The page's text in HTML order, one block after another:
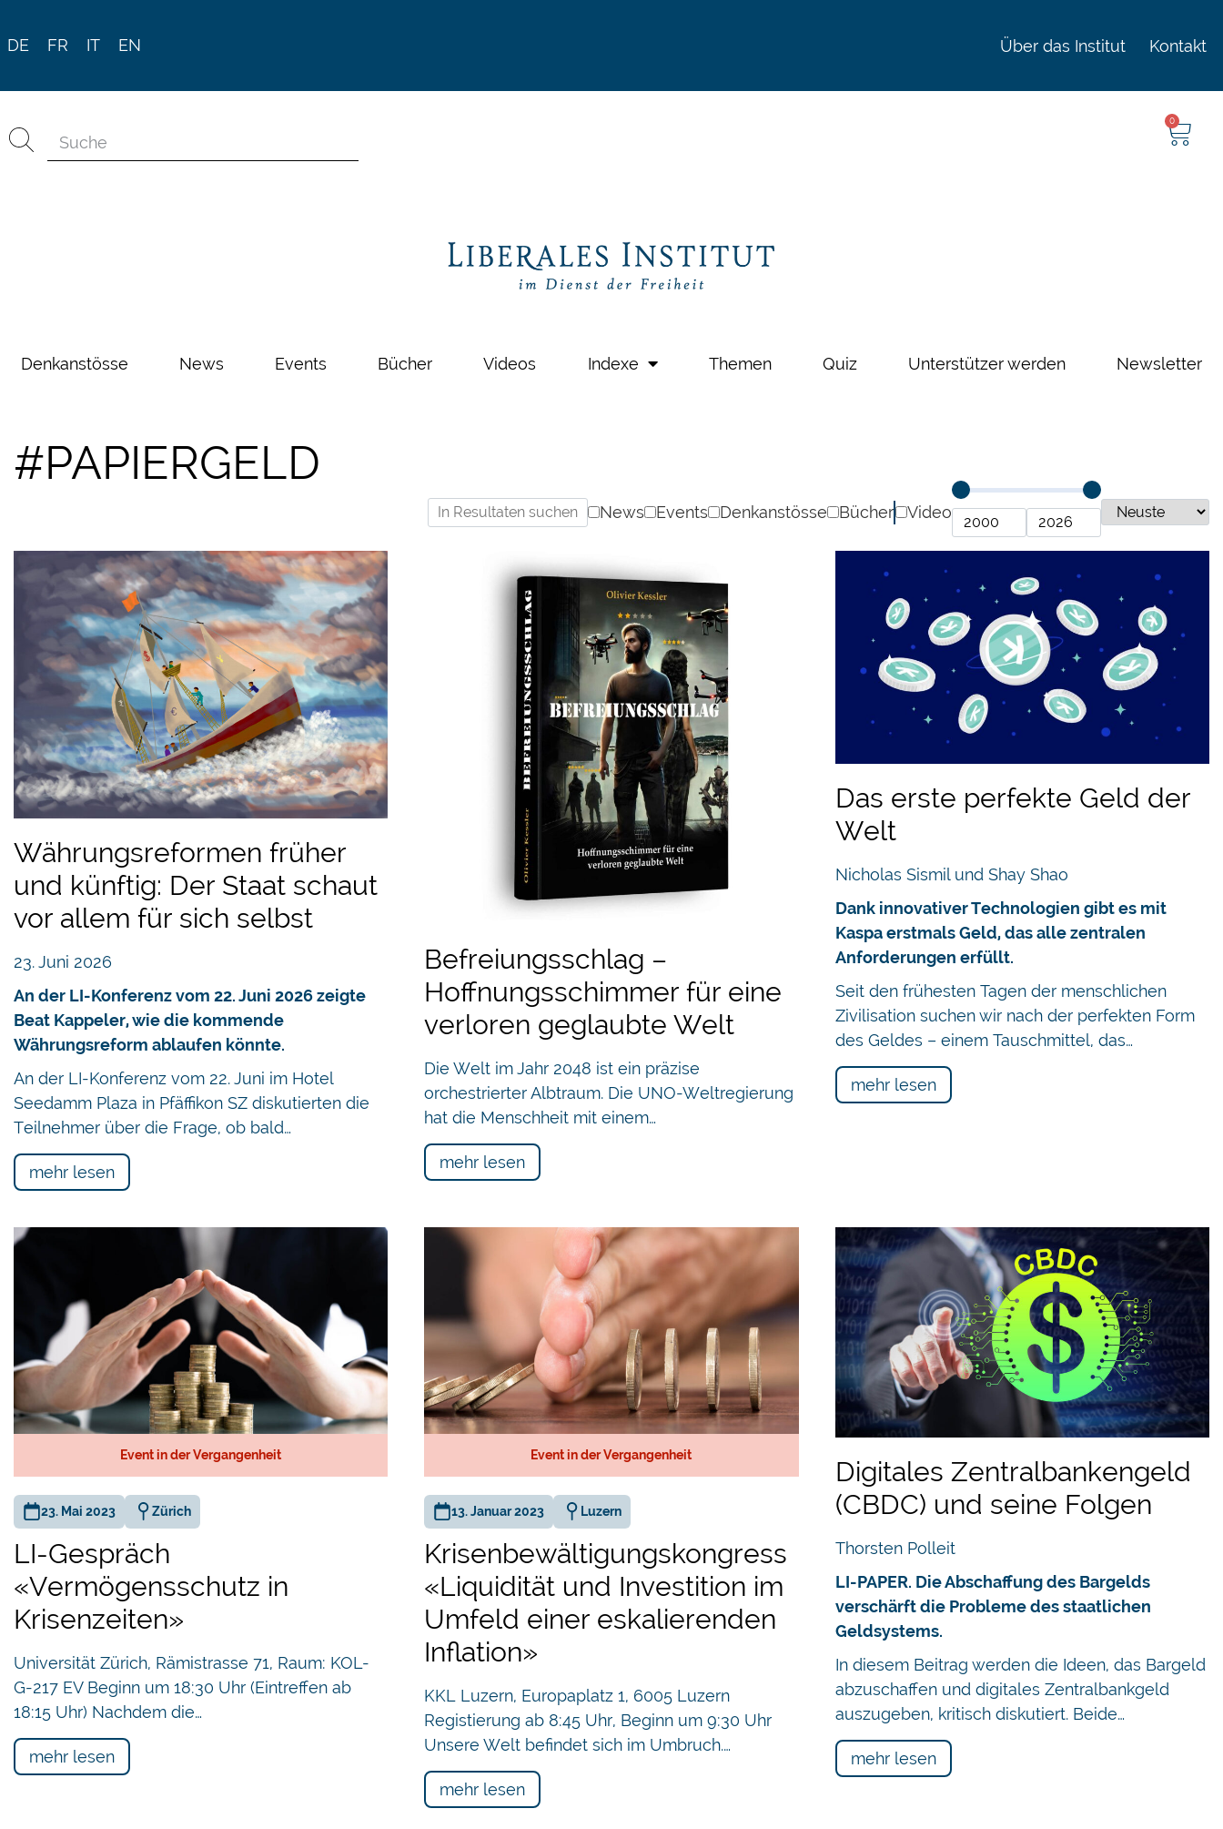
DE FR IT EN Über das Institut Kontakt
0
Denkanstösse News Events Bücher Videos Indexe Themen Quiz Unterstützer werden Newsletter
#PAPIERGELD
News Events Denkanstösse Bücher Video
Währungsreformen früher
und künftig: Der Staat schaut
vor allem für sich selbst
23. Juni 2026
An der LI-Konferenz vom 22. Juni 2026 zeigte
Beat Kappeler, wie die kommende
Währungsreform ablaufen könnte.
An der LI-Konferenz vom 22. Juni im Hotel
Seedamm Plaza in Pfäffikon SZ diskutierten die
Teilnehmer über die Frage, ob bald…
mehr lesen
Befreiungsschlag –
Hoffnungsschimmer für eine
verloren geglaubte Welt
Die Welt im Jahr 2048 ist ein präzise
orchestrierter Albtraum. Die UNO-Weltregierung
hat die Menschheit mit einem…
mehr lesen
Das erste perfekte Geld der
Welt
Nicholas Sismil und Shay Shao
Dank innovativer Technologien gibt es mit
Kaspa erstmals Geld, das alle zentralen
Anforderungen erfüllt.
Seit den frühesten Tagen der menschlichen
Zivilisation suchen wir nach der perfekten Form
des Geldes – einem Tauschmittel, das…
mehr lesen
Event in der Vergangenheit
23. Mai 2023 Zürich
LI-Gespräch
«Vermögensschutz in
Krisenzeiten»
Universität Zürich, Rämistrasse 71, Raum: KOL-
G-217 EV Beginn um 18:30 Uhr (Eintreffen ab
18:15 Uhr) Nachdem die…
mehr lesen
Event in der Vergangenheit
13. Januar 2023 Luzern
Krisenbewältigungskongress
«Liquidität und Investition im
Umfeld einer eskalierenden
Inflation»
KKL Luzern, Europaplatz 1, 6005 Luzern
Registierung ab 8:45 Uhr, Beginn um 9:30 Uhr
Unsere Welt befindet sich im Umbruch.…
mehr lesen
Digitales Zentralbankengeld
(CBDC) und seine Folgen
Thorsten Polleit
LI-PAPER. Die Abschaffung des Bargelds
verschärft die Probleme des staatlichen
Geldsystems.
In diesem Beitrag werden die Ideen, das Bargeld
abzuschaffen und digitales Zentralbankgeld
auszugeben, kritisch diskutiert. Beide…
mehr lesen